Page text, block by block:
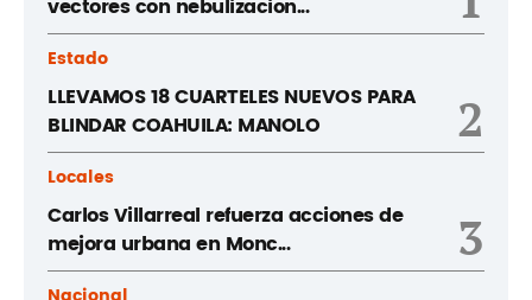
vectores con nebulizacion...
Estado
LLEVAMOS 18 CUARTELES NUEVOS PARA
BLINDAR COAHUILA: MANOLO
2
Locales
Carlos Villarreal refuerza acciones de
mejora urbana en Monc...
3